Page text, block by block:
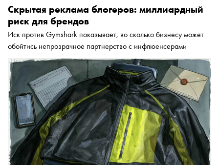
Скрытая реклама блогеров: миллиардный
риск для брендов
Иск против Gymshark показывает, во сколько бизнесу может
обойтись непрозрачное партнерство с инфлюенсерами